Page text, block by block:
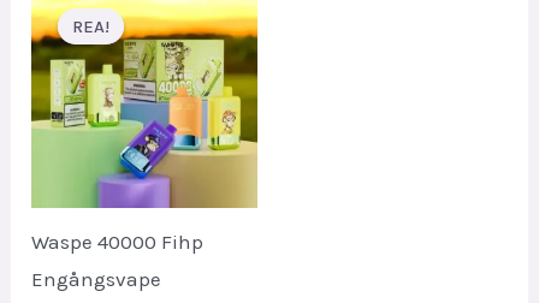
REA!
REA!
Waspe 40000 Fihp
Engångsvape